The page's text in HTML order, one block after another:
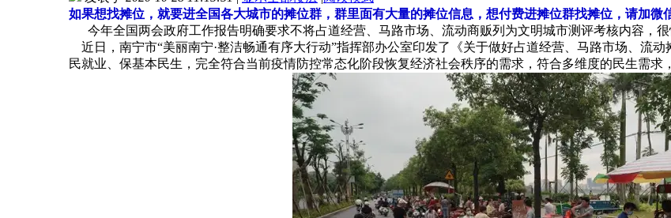
如果想找摊位，就要进全国各大城市的摊位群，群里面有大量的摊位信息，想付费进摊位群找摊位，请加微
今年全国两会政府工作报告明确要求不将占道经营、马路市场、流动商贩列为文明城市测评考核内容，很
近日，南宁市“美丽南宁·整洁畅通有序大行动”指挥部办公室印发了《关于做好占道经营、马路市场、流
民就业、保基本民生，完全符合当前疫情防控常态化阶段恢复经济社会秩序的需求，符合多维度的民生需求